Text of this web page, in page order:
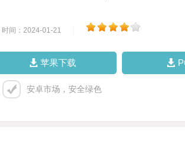
时间：2024-01-21
苹果下载
安卓市场，安全绿色